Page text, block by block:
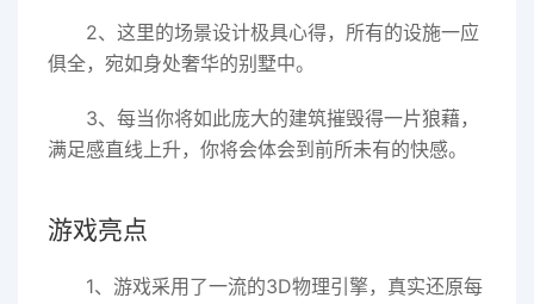
2、这里的场景设计极具心得，所有的设施一应
俱全，宛如身处奢华的别墅中。
3、每当你将如此庞大的建筑摧毁得一片狼藉，
满足感直线上升，你将会体会到前所未有的快感。
游戏亮点
1、游戏采用了一流的3D物理引擎，真实还原每